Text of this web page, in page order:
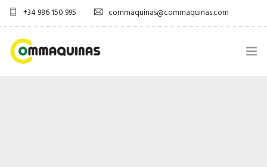
+34 986 150 995 commaquinas@commaquinas.com